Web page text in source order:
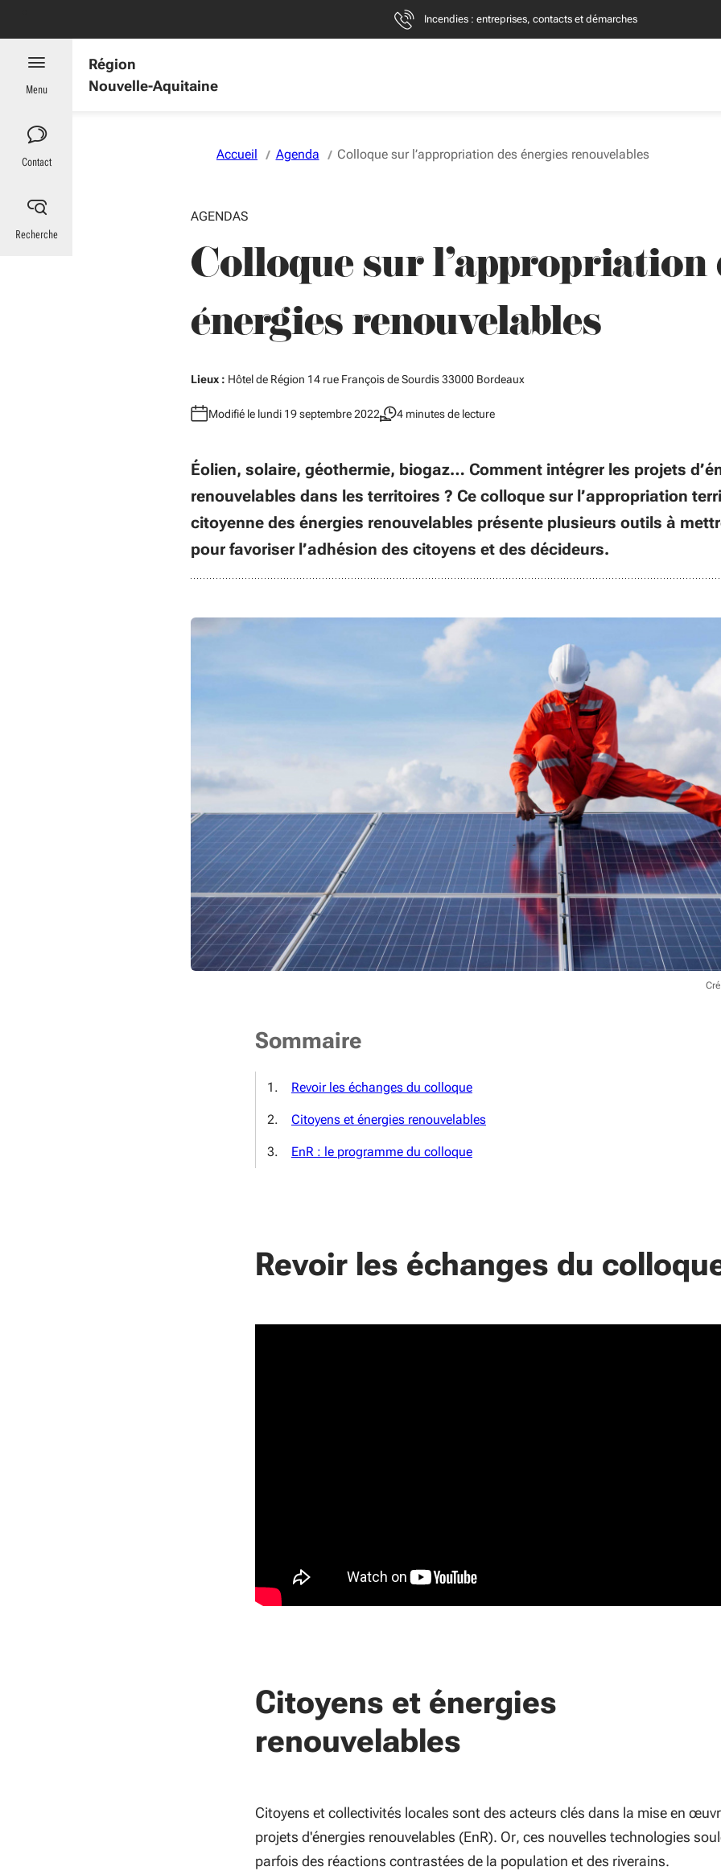
Incendies : entreprises, contacts et démarches
Région
Nouvelle-Aquitaine
Menu
Contact
Recherche
Accueil Agenda Colloque sur l’appropriation des énergies renouvelables
AGENDAS
Colloque sur l’appropriation
énergies renouvelables
Lieux : Hôtel de Région 14 rue François de Sourdis 33000 Bordeaux
Modifié le lundi 19 septembre 2022 4 minutes de lecture
Éolien, solaire, géothermie, biogaz… Comment intégrer les projets
renouvelables dans les territoires ? Ce colloque sur l’appropriation
citoyenne des énergies renouvelables présente plusieurs outils à
pour favoriser l’adhésion des citoyens et des décideurs.
Sommaire
Revoir les échanges du colloque
Citoyens et énergies renouvelables
EnR : le programme du colloque
Revoir les échanges du
Citoyens et énergies
renouvelables
Citoyens et collectivités locales sont des acteurs clés dans la mise en
projets d'énergies renouvelables (EnR). Or, ces nouvelles technologies
parfois des réactions contrastées de la population et des riverains.